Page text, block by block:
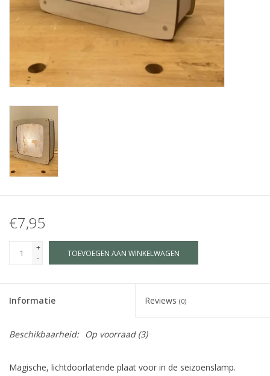
boeken
Blogs
€7,95
+
-
TOEVOEGEN AAN WINKELWAGEN
Informatie Reviews (0)
Beschikbaarheid: Op voorraad(3)
Magische, lichtdoorlatende plaat voor in de seizoenslamp.